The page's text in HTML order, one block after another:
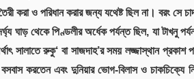
তৈরী করা ও পরিধান করার জন্য যথেষ্ট ছিল না।
ঘাড় থেকে পিণ্ডলীর অর্ধেক পর্যন্ত ছিল, যা টাখনু
সালাতে রুকু‘ বা সাজদাহ’র সময় লজ্জাস্থান
করতেন এবং দুনিয়ার ভোগ-বিলাস ও